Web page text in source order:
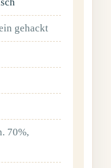
gehackt
70%,